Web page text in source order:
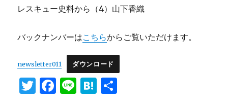
レスキュー史料から（4）山下香織
バックナンバーはこちらからご覧いただけます。
newsletter011 ダウンロード
T
F
Li H